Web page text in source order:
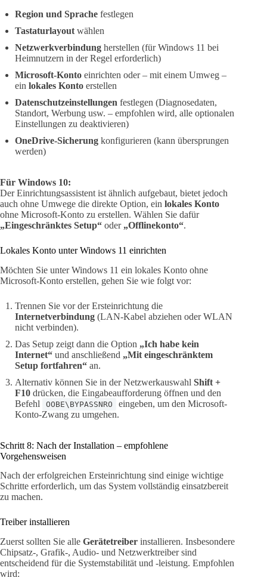
Region und Sprache festlegen
Tastaturlayout wählen
Netzwerkverbindung herstellen (für Windows 11 bei
Heimnutzern in der Regel erforderlich)
Microsoft-Konto einrichten oder – mit einem Umweg –
ein lokales Konto erstellen
Datenschutzeinstellungen festlegen (Diagnosedaten,
Standort, Werbung usw. – empfohlen wird, alle optionalen
Einstellungen zu deaktivieren)
OneDrive-Sicherung konfigurieren (kann übersprungen
werden)
Für Windows 10:
Der Einrichtungsassistent ist ähnlich aufgebaut, bietet jedoch
auch ohne Umwege die direkte Option, ein lokales Konto
ohne Microsoft-Konto zu erstellen. Wählen Sie dafür
„Eingeschränktes Setup“ oder „Offlinekonto“.
Lokales Konto unter Windows 11 einrichten
Möchten Sie unter Windows 11 ein lokales Konto ohne
Microsoft-Konto erstellen, gehen Sie wie folgt vor:
Trennen Sie vor der Ersteinrichtung die
Internetverbindung (LAN-Kabel abziehen oder WLAN
nicht verbinden).
Das Setup zeigt dann die Option „Ich habe kein
Internet“ und anschließend „Mit eingeschränktem
Setup fortfahren“ an.
Alternativ können Sie in der Netzwerkauswahl Shift +
F10 drücken, die Eingabeaufforderung öffnen und den
Befehl
OOBE\BYPASSNRO
eingeben, um den Microsoft-
Konto-Zwang zu umgehen.
Schritt 8: Nach der Installation – empfohlene
Vorgehensweisen
Nach der erfolgreichen Ersteinrichtung sind einige wichtige
Schritte erforderlich, um das System vollständig einsatzbereit
zu machen.
Treiber installieren
Zuerst sollten Sie alle Gerätetreiber installieren. Insbesondere
Chipsatz-, Grafik-, Audio- und Netzwerktreiber sind
entscheidend für die Systemstabilität und -leistung. Empfohlen
wird: